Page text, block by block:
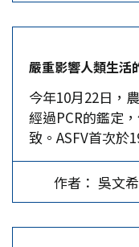
括：晶片、AI、
物、清潔能源等
望透過《十五五
鍵橋梁，進而呈
一補」、高耗能
五」期間將面臨
力。過去依賴政
商，若不加速轉
其次，是「協同
ICT（資通訊）、
等領域，依然擁
陸發展「新質生
案件或只是個人
著台灣上層階級
者擁有一切物質
與極端感官刺激
貌 從2016年W
富二代CEO雙屍
場域中的毒品悲
閉空間、長時間
嚴重影響人類生
今年10月22日，
經過PCR的鑑定
致。ASFV首次於
非洲豬病，又因
動物衛生組織」
動物重大烈性傳
作者： 吳文希